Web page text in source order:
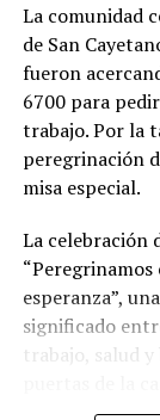
La comunidad
de San
fueron
6700 para
trabajo. Por la
peregrinación
misa especial.
La celebración
“Peregrinamos
esperanza”,
significado
trabajo, salud y